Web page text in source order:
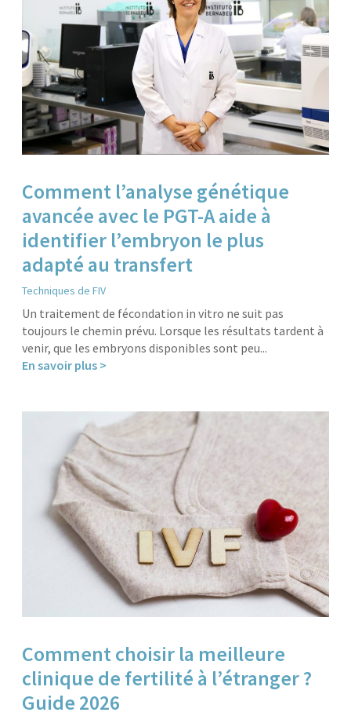
Comment l’analyse génétique
avancée avec le PGT-A aide à
identifier l’embryon le plus
adapté au transfert
Techniques de FIV
Un traitement de fécondation in vitro ne suit pas
toujours le chemin prévu. Lorsque les résultats tardent à
venir, que les embryons disponibles sont peu...
En savoir plus >
Comment choisir la meilleure
clinique de fertilité à l’étranger ?
Guide 2026